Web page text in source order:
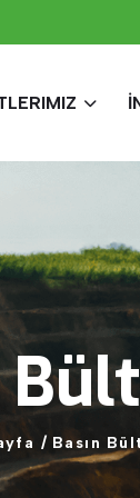
/ Basın